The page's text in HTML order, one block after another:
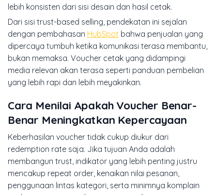
lebih konsisten dari sisi desain dan hasil cetak.
Dari sisi trust-based selling, pendekatan ini sejalan
dengan pembahasan HubSpot bahwa penjualan yang
dipercaya tumbuh ketika komunikasi terasa membantu,
bukan memaksa. Voucher cetak yang didampingi
media relevan akan terasa seperti panduan pembelian
yang lebih rapi dan lebih meyakinkan.
Cara Menilai Apakah Voucher Benar-
Benar Meningkatkan Kepercayaan
Keberhasilan voucher tidak cukup diukur dari
redemption rate saja. Jika tujuan Anda adalah
membangun trust, indikator yang lebih penting justru
mencakup repeat order, kenaikan nilai pesanan,
penggunaan lintas kategori, serta minimnya komplain